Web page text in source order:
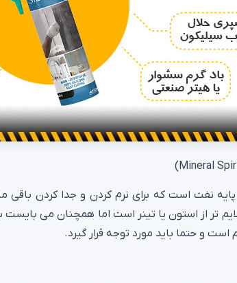
پایه نفت است که برای نرم کردن و جدا کردن
تر از استون یا تینر است اما همچنان می
است و حتما باید مورد توجه قرار گیرد.